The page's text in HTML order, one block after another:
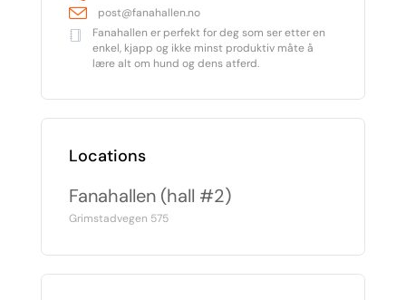
post@fanahallen.no
Fanahallen er perfekt for deg som ser etter en
enkel, kjapp og ikke minst produktiv måte å
lære alt om hund og dens atferd.
Locations
Fanahallen (hall #2)
Grimstadvegen 575